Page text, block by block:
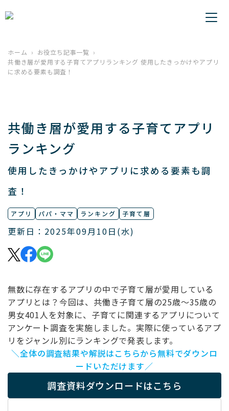
ホーム
お役立ち記事一覧
共働き層が愛用する子育てアプリランキング 使用したきっかけやアプリ
に求める要素も調査！
共働き層が愛用する子育てアプリ
ランキング
使用したきっかけやアプリに求める要素も調
査！
アプリ パパ・ママ ランキング 子育て層
更新日：2025年09月10日(水)
無数に存在するアプリの中で子育て層が愛用している
アプリとは？今回は、共働き子育て層の25歳～35歳の
男女401人を対象に、子育てに関連するアプリについて
アンケート調査を実施しました。実際に使っているアプ
リをジャンル別にランキングで発表します。
＼全体の調査結果や解説はこちらから無料でダウンロ
ードいただけます／
調査資料ダウンロードはこちら